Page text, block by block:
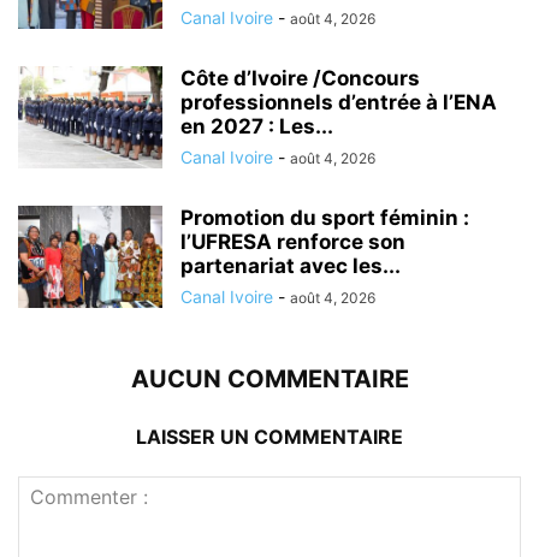
Canal Ivoire - août 4, 2026
Côte d’Ivoire /Concours
professionnels d’entrée à l’ENA
en 2027 : Les...
Canal Ivoire - août 4, 2026
Promotion du sport féminin :
l’UFRESA renforce son
partenariat avec les...
Canal Ivoire - août 4, 2026
AUCUN COMMENTAIRE
LAISSER UN COMMENTAIRE